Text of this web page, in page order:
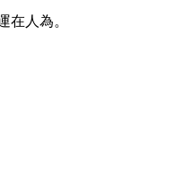
在人為。